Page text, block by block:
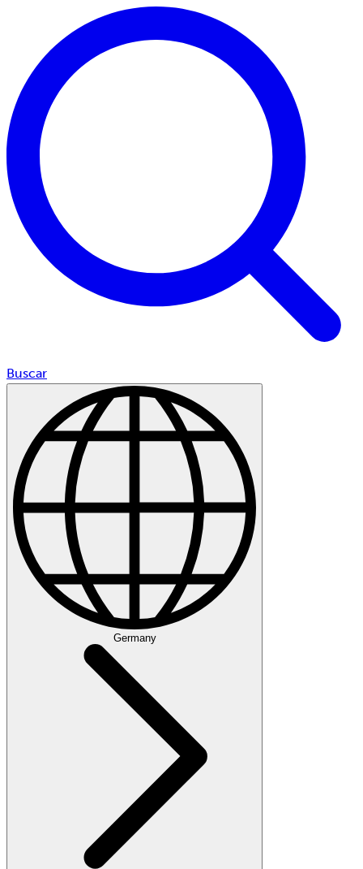
Buscar
Germany